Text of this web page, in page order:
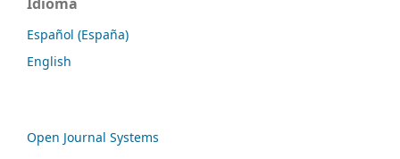
Español (España)
English
Open Journal Systems